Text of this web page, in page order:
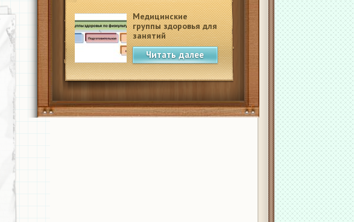
Медицинские
группы здоровья для
занятий
физкультурой в
школеЧитать далее